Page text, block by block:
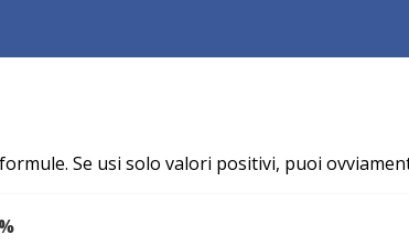
Se usi solo valori positivi, puoi